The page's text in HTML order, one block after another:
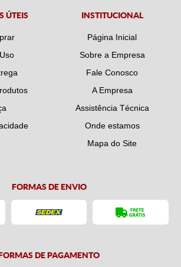
ÚTEIS INSTITUCIONAL
Página Inicial
Sobre a Empresa
Fale Conosco
A Empresa
Assistência Técnica
Onde estamos
Mapa do Site
FORMAS DE ENVIO
DE PAGAMENTO